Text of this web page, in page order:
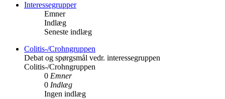
Interessegrupper
Emner
Indlæg
Seneste indlæg
Colitis-/Crohngruppen
Debat og spørgsmål vedr. interessegruppen
Colitis-/Crohngruppen
0 Emner
0 Indlæg
Ingen indlæg